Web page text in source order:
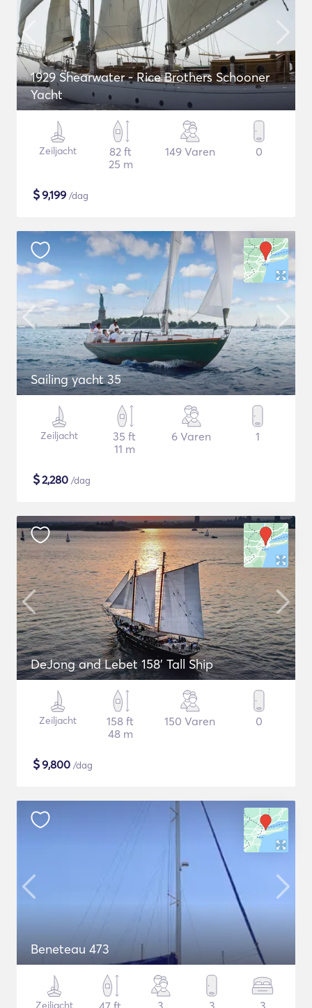
1929 Shearwater - Rice Brothers Schooner
Yacht
Zeiljacht
82 ft
25 m
149 Varen 0
$9,199 /dag
Sailing yacht 35
Zeiljacht
35 ft
11 m
6 Varen 1
$2,280 /dag
DeJong and Lebet 158' Tall Ship
Zeiljacht
158 ft
48 m
150 Varen 0
$9,800 /dag
Beneteau 473
Zeiljacht